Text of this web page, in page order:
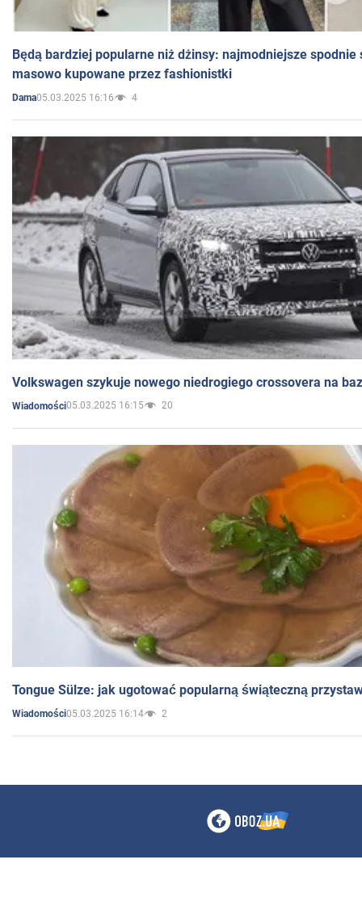
Będą bardziej popularne niż dżinsy: najmodniejsze spodnie
masowo kupowane przez fashionistki
Dama05.03.2025 16:16 4
Volkswagen szykuje nowego niedrogiego crossovera na
Wiadomości05.03.2025 16:15 20
Tongue Sülze: jak ugotować popularną świąteczną
Wiadomości05.03.2025 16:14 2